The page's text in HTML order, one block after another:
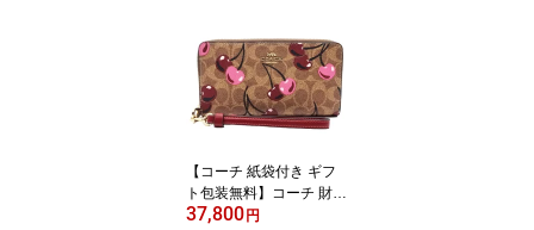
OACH【新作 新品 限定
モデル】【COACH コー
チ】【サイフ さいふ】
【楽ギフ_包装】【コン
ビニ受取対応商品】【あ
【コーチ 紙袋付き ギフ
ト包装無料】コーチ 財布
COACH 長財布 シグネチ
37,800 円